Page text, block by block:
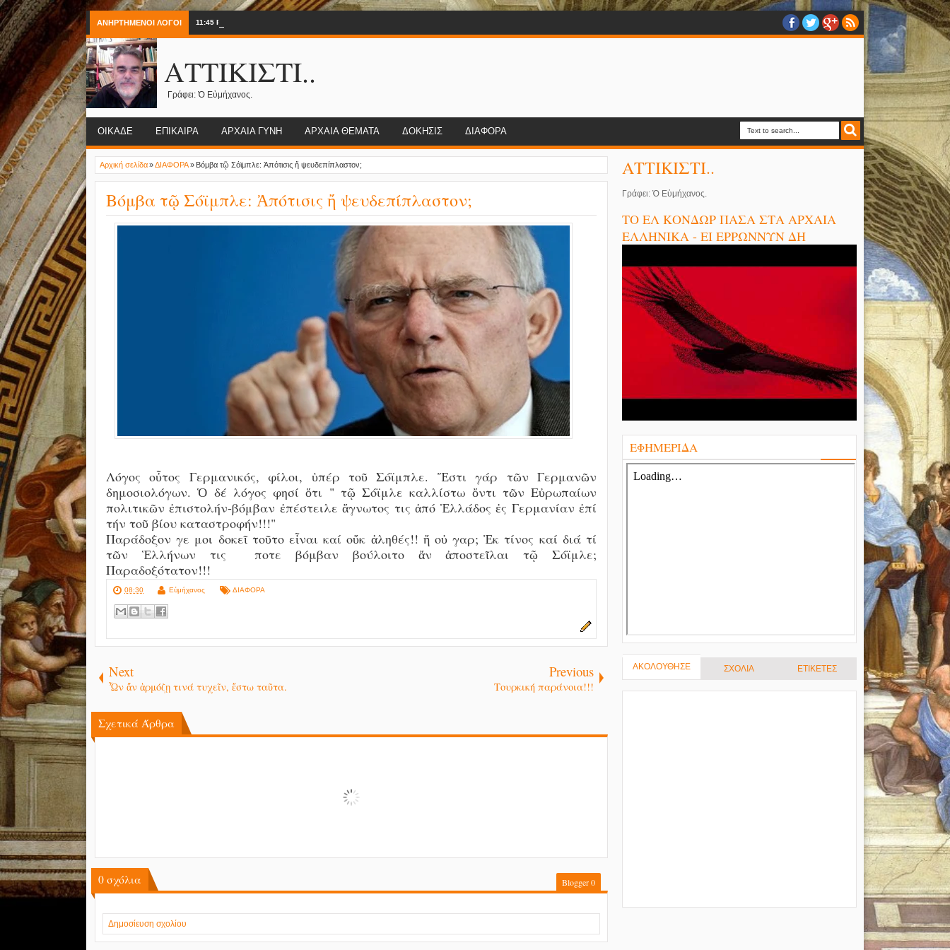
ΑΝΗΡΤΗΜΕΝΟΙ ΛΟΓΟΙ 11:45 PM
ΑΤΤΙΚΙΣΤΙ..
Γράφει: Ὁ Εὐμήχανος.
ΟΙΚΑΔΕ ΕΠΙΚΑΙΡΑ ΑΡΧΑΙΑ ΓΥΝΗ ΑΡΧΑΙΑ ΘΕΜΑΤΑ ΔΟΚΗΣΙΣ ΔΙΑΦΟΡΑ
Αρχική σελίδα»ΔΙΑΦΟΡΑ» Βόμβα τῷ Σόϊμπλε: Ἀπότισις ἤ ψευδεπίπλαστον;
Βόμβα τῷ Σόϊμπλε: Ἀπότισις ἤ ψευδεπίπλαστον;
Λόγος οὖτος Γερμανικός, φίλοι, ὑπέρ τοῦ Σόϊμπλε. Ἔστι γάρ τῶν Γερμανῶν
δημοσιολόγων. Ὁ δέ λόγος φησί ὅτι " τῷ Σόϊμλε καλλίστω ὄντι τῶν Εὐρωπαίων
πολιτικῶν ἐπιστολήν-βόμβαν ἐπέστειλε ἄγνωτος τις ἀπό Ἑλλάδος ἐς Γερμανίαν ἐπί
τήν τοῦ βίου καταστροφήν!!!"
Παράδοξον γε μοι δοκεῖ τοῦτο εἶναι καί οὔκ ἀληθές!! ἤ οὐ γαρ; Ἐκ τίνος καί διά τί
τῶν Ἑλλήνων τις ποτε βόμβαν βούλοιτο ἄν ἀποστεῖλαι τῷ Σόϊμλε;
Παραδοξότατον!!!
08:30 Εὐμήχανος ΔΙΑΦΟΡΑ
Next
Ὦν ἄν ἁρμόζῃ τινά τυχεῖν, ἔστω ταῦτα.
Previous
Τουρκική παράνοια!!!
Σχετικά Άρθρα
0 σχόλια Blogger0
Δημοσίευση σχολίου
ΑΤΤΙΚΙΣΤΙ..
Γράφει: Ὁ Εὐμήχανος.
ΤΟ ΕΛ ΚΟΝΔΩΡ ΠΑΣΑ ΣΤΑ ΑΡΧΑΙΑ
ΕΛΛΗΝΙΚΑ - ΕΙ ΕΡΡΩΝΝΥΝ ΔΗ
ΕΦΗΜΕΡΙΔΑ
ΑΚΟΛΟΥΘΗΣΕ ΣΧΟΛΙΑ ΕΤΙΚΕΤΕΣ